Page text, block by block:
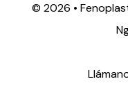
© 2026 •